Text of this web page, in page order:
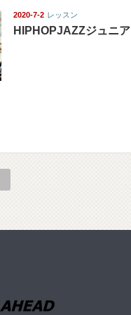
2020-7-2 レッスン
HIPHOPJAZZジュニア